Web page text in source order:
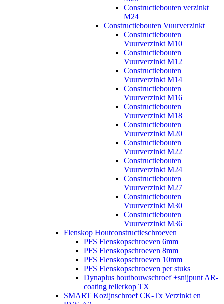
Constructiebouten verzinkt
M24
Constructiebouten Vuurverzinkt
Constructiebouten
Vuurverzinkt M10
Constructiebouten
Vuurverzinkt M12
Constructiebouten
Vuurverzinkt M14
Constructiebouten
Vuurverzinkt M16
Constructiebouten
Vuurverzinkt M18
Constructiebouten
Vuurverzinkt M20
Constructiebouten
Vuurverzinkt M22
Constructiebouten
Vuurverzinkt M24
Constructiebouten
Vuurverzinkt M27
Constructiebouten
Vuurverzinkt M30
Constructiebouten
Vuurverzinkt M36
Flenskop Houtconstructieschroeven
PFS Flenskopschroeven 6mm
PFS Flenskopschroeven 8mm
PFS Flenskopschroeven 10mm
PFS Flenskopschroeven per stuks
Dynaplus houtbouwschroef +snijpunt AR-
coating tellerkop TX
SMART Kozijnschroef CK-Tx Verzinkt en